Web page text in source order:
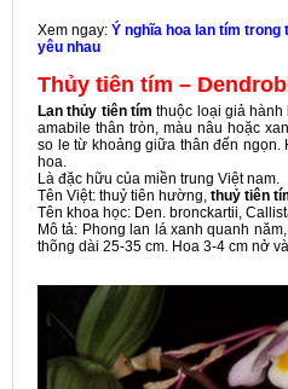
Xem ngay: Ý nghĩa hoa lan tím trong
yêu nhau
Thủy tiên tím –
Lan thủy tiên tím thuộc loại giả hành
amabile thân tròn, màu nâu hoặc
so le từ khoảng giữa thân đến ngọn.
hoa.
Là đặc hữu của miền trung Việt nam.
Tên Việt: thuỷ tiên hường, thuỷ tiên
Tên khoa học: Den. bronckartii,
Mô tả: Phong lan lá xanh quanh
thõng dài 25-35 cm. Hoa 3-4 cm nở